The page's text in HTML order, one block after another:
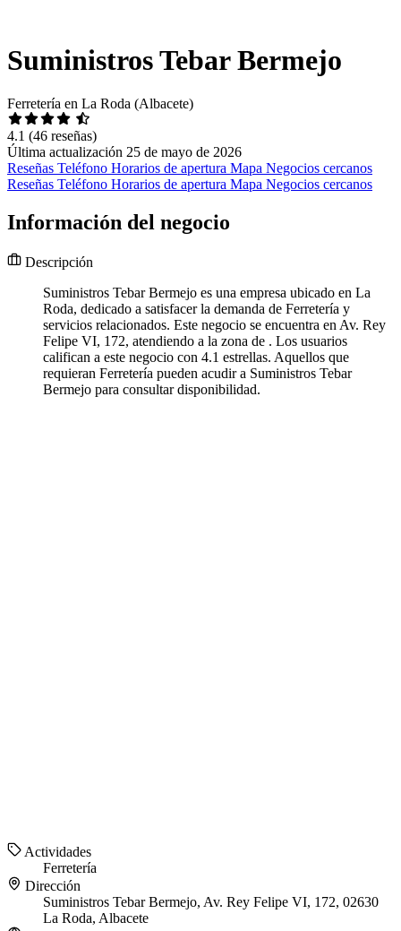
Suministros Tebar Bermejo
Ferretería en La Roda (Albacete)
4.1 (46 reseñas)
Última actualización 25 de mayo de 2026
Reseñas Teléfono Horarios de apertura Mapa Negocios cercanos
Reseñas Teléfono Horarios de apertura Mapa Negocios cercanos
Información del negocio
Descripción
Suministros Tebar Bermejo es una empresa ubicado en La
Roda, dedicado a satisfacer la demanda de Ferretería y
servicios relacionados. Este negocio se encuentra en Av. Rey
Felipe VI, 172, atendiendo a la zona de . Los usuarios
califican a este negocio con 4.1 estrellas. Aquellos que
requieran Ferretería pueden acudir a Suministros Tebar
Bermejo para consultar disponibilidad.
Actividades
Ferretería
Dirección
Suministros Tebar Bermejo, Av. Rey Felipe VI, 172, 02630
La Roda, Albacete